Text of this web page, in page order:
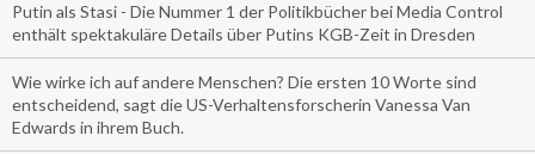
Putin als Stasi - Die Nummer 1 der Politikbücher bei Media Control
enthält spektakuläre Details über Putins KGB-Zeit in Dresden
Wie wirke ich auf andere Menschen? Die ersten 10 Worte sind
entscheidend, sagt die US-Verhaltensforscherin Vanessa Van
Edwards in ihrem Buch.